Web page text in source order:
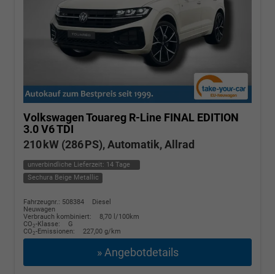
Volkswagen Touareg R-Line FINAL EDITION
3.0 V6 TDI
210 kW (286 PS), Automatik, Allrad
unverbindliche Lieferzeit: 14 Tage
Sechura Beige Metallic
Fahrzeugnr.: 508384
Diesel
Neuwagen
Verbrauch kombiniert:
8,70 l/100km
CO2-Klasse:
G
CO2-Emissionen: 227,00 g/km
» Angebotdetails